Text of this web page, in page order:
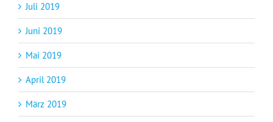
Juli 2019
Juni 2019
Mai 2019
April 2019
März 2019